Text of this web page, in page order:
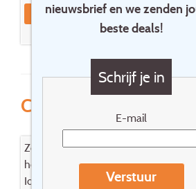
nieuwsbrief en we zenden
beste deals!
Schrijf je in
E-mail
Verstuur
Reageer Boek dit hotel
Clostermanns Hof ****
Zeer mooi hotel, vriendelijk onthaal
heerlijke verfijnde keuken.
Ideale ligging voor fietstochten naar